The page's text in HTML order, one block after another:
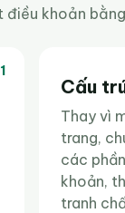
khoản
Cấu
Thay vì
trang,
các
khoản,
tranh